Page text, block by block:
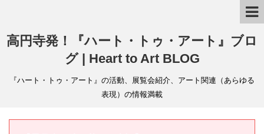
高円寺発！『ハート・トゥ・アート』ブロ
グ | Heart to Art BLOG
『ハート・トゥ・アート』の活動、展覧会紹介、アート関連（あらゆる
表現）の情報満載